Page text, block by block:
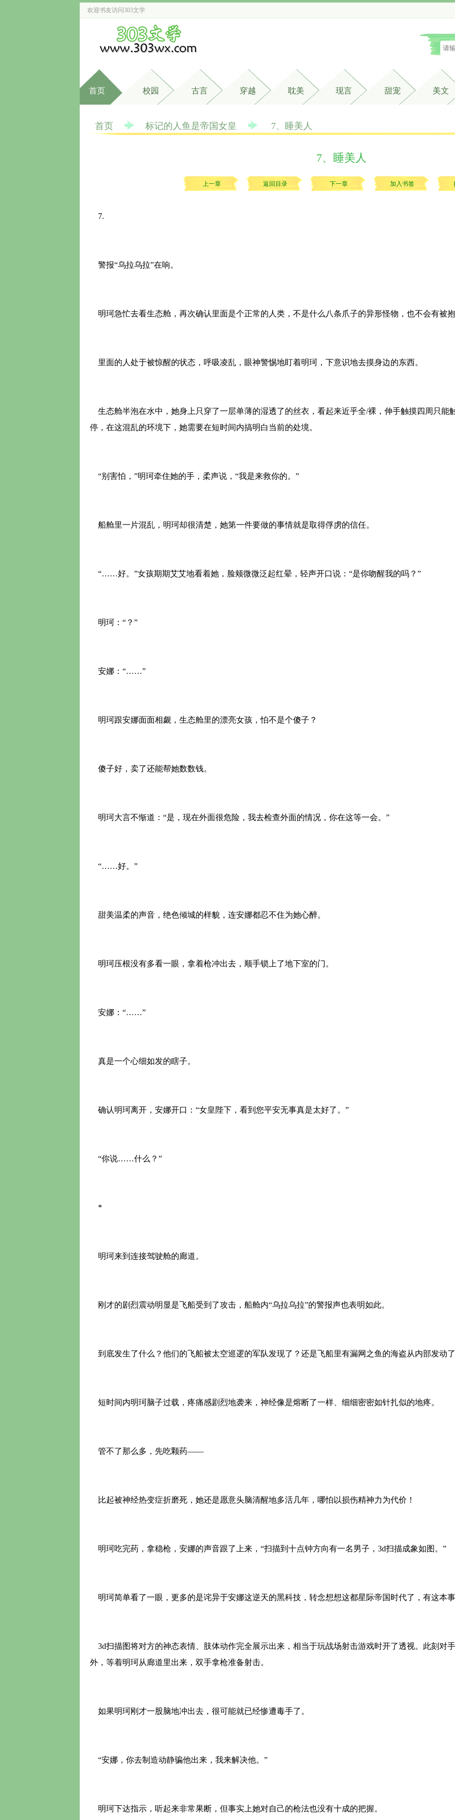
欢迎书友访问303文学
首页 校园 古言 穿越 耽美 现言 甜宠 美文
首页 标记的人鱼是帝国女皇 7、睡美人
7、睡美人
上一章 返回目录 下一章 加入书签
7.
警报“乌拉乌拉”在响。
明珂急忙去看生态舱，再次确认里面是个正常的人类，不是什么八条爪子的异形怪物，也不会有被
里面的人处于被惊醒的状态，呼吸凌乱，眼神警惕地盯着明珂，下意识地去摸身边的东西。
生态舱半泡在水中，她身上只穿了一层单薄的湿透了的丝衣，看起来近乎全/裸，伸手触摸四周只能
停，在这混乱的环境下，她需要在短时间内搞明白当前的处境。
“别害怕，”明珂牵住她的手，柔声说，“我是来救你的。”
船舱里一片混乱，明珂却很清楚，她第一件要做的事情就是取得俘虏的信任。
“……好。”女孩期期艾艾地看着她，脸颊微微泛起红晕，轻声开口说：“是你吻醒我的吗？”
明珂：“？”
安娜：“……”
明珂跟安娜面面相觑，生态舱里的漂亮女孩，怕不是个傻子？
傻子好，卖了还能帮她数数钱。
明珂大言不惭道：“是，现在外面很危险，我去检查外面的情况，你在这等一会。”
“……好。”
甜美温柔的声音，绝色倾城的样貌，连安娜都忍不住为她心醉。
明珂压根没有多看一眼，拿着枪冲出去，顺手锁上了地下室的门。
安娜：“……”
真是一个心细如发的瞎子。
确认明珂离开，安娜开口：“女皇陛下，看到您平安无事真是太好了。”
“你说……什么？”
*
明珂来到连接驾驶舱的廊道。
刚才的剧烈震动明显是飞船受到了攻击，船舱内“乌拉乌拉”的警报声也表明如此。
到底发生了什么？他们的飞船被太空巡逻的军队发现了？还是飞船里有漏网之鱼的海盗从内部发动
短时间内明珂脑子过载，疼痛感剧烈地袭来，神经像是熔断了一样、细细密密如针扎似的地疼。
管不了那么多，先吃颗药——
比起被神经热变症折磨死，她还是愿意头脑清醒地多活几年，哪怕以损伤精神力为代价！
明珂吃完药，拿稳枪，安娜的声音跟了上来，“扫描到十点钟方向有一名男子，3d扫描成象如图。”
明珂简单看了一眼，更多的是诧异于安娜这逆天的黑科技，转念想想这都星际帝国时代了，有这本
3d扫描图将对方的神态表情、肢体动作完全展示出来，相当于玩战场射击游戏时开了透视。此刻对
外，等着明珂从廊道里出来，双手拿枪准备射击。
如果明珂刚才一股脑地冲出去，很可能就已经惨遭毒手了。
“安娜，你去制造动静骗他出来，我来解决他。”
明珂下达指示，听起来非常果断，但事实上她对自己的枪法也没有十成的把握。